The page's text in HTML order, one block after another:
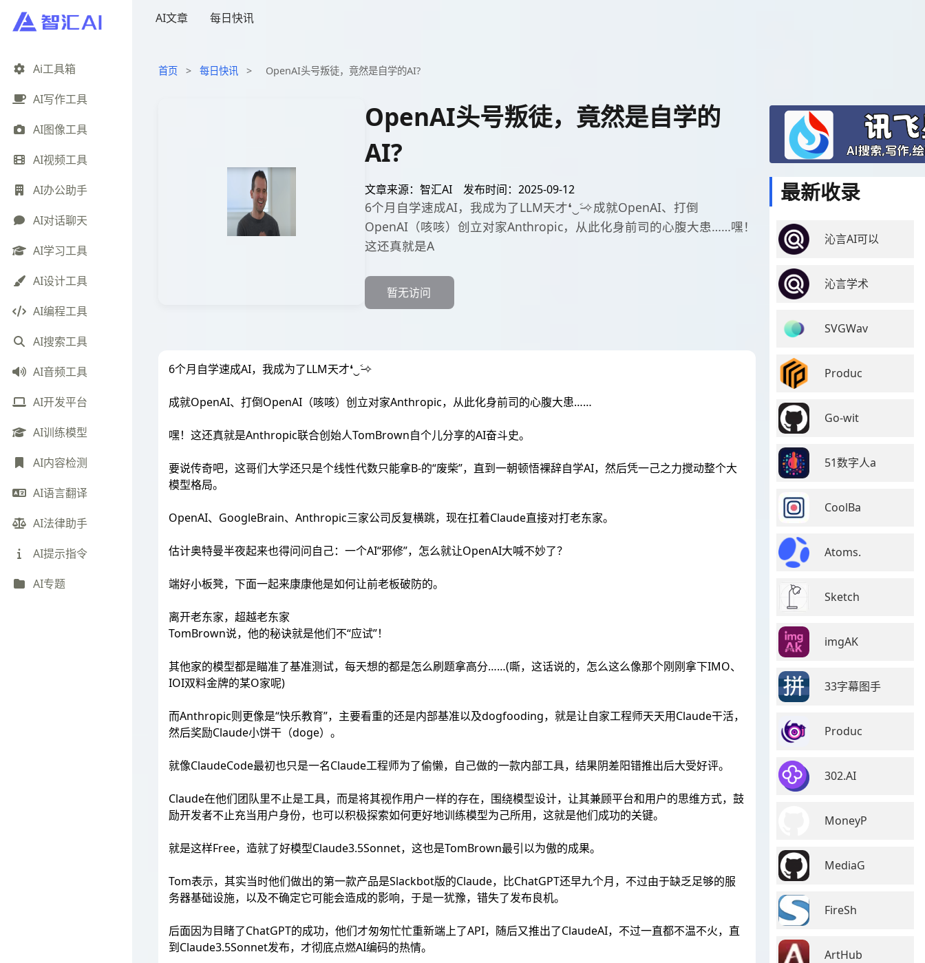
Ai工具箱
AI写作工具
AI图像工具
AI视频工具
AI办公助手
AI对话聊天
AI学习工具
AI设计工具
AI编程工具
AI搜索工具
AI音频工具
AI开发平台
AI训练模型
AI内容检测
AI语言翻译
AI法律助手
AI提示指令
AI专题
AI文章 每日快讯
首页 > 每日快讯 > OpenAI头号叛徒，竟然是自学的AI?
OpenAI头号叛徒，竟然是自学的
AI?
文章来源：智汇AI 发布时间：2025-09-12
6个月自学速成AI，我成为了LLM天才❛‿˂̵✧成就OpenAI、打倒
OpenAI（咳咳）创立对家Anthropic，从此化身前司的心腹大患……嘿！
这还真就是A
暂无访问
6个月自学速成AI，我成为了LLM天才❛‿˂̵✧
成就OpenAI、打倒OpenAI（咳咳）创立对家Anthropic，从此化身前司的心腹大患……
嘿！这还真就是Anthropic联合创始人TomBrown自个儿分享的AI奋斗史。
要说传奇吧，这哥们大学还只是个线性代数只能拿B-的“废柴”，直到一朝顿悟裸辞自学AI，然后凭一己之力搅动整个大
模型格局。
OpenAI、GoogleBrain、Anthropic三家公司反复横跳，现在扛着Claude直接对打老东家。
估计奥特曼半夜起来也得问问自己：一个AI“邪修”，怎么就让OpenAI大喊不妙了？
端好小板凳，下面一起来康康他是如何让前老板破防的。
离开老东家，超越老东家
TomBrown说，他的秘诀就是他们不“应试”！
其他家的模型都是瞄准了基准测试，每天想的都是怎么刷题拿高分……(嘶，这话说的，怎么这么像那个刚刚拿下IMO、
IOI双料金牌的某O家呢)
而Anthropic则更像是“快乐教育”，主要看重的还是内部基准以及dogfooding，就是让自家工程师天天用Claude干活，
然后奖励Claude小饼干（doge）。
就像ClaudeCode最初也只是一名Claude工程师为了偷懒，自己做的一款内部工具，结果阴差阳错推出后大受好评。
Claude在他们团队里不止是工具，而是将其视作用户一样的存在，围绕模型设计，让其兼顾平台和用户的思维方式，鼓
励开发者不止充当用户身份，也可以积极探索如何更好地训练模型为己所用，这就是他们成功的关键。
就是这样Free，造就了好模型Claude3.5Sonnet，这也是TomBrown最引以为傲的成果。
Tom表示，其实当时他们做出的第一款产品是Slackbot版的Claude，比ChatGPT还早九个月，不过由于缺乏足够的服
务器基础设施，以及不确定它可能会造成的影响，于是一犹豫，错失了发布良机。
后面因为目睹了ChatGPT的成功，他们才匆匆忙忙重新端上了API，随后又推出了ClaudeAI，不过一直都不温不火，直
到Claude3.5Sonnet发布，才彻底点燃AI编码的热情。
最新收录
沁言AI可以
沁言学术
SVGWav
Produc
Go-wit
51数字人a
CoolBa
Atoms.
Sketch
imgAK
33字幕图手
Produc
302.AI
MoneyP
MediaG
FireSh
ArtHub